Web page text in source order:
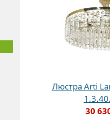
Люстра Arti
30